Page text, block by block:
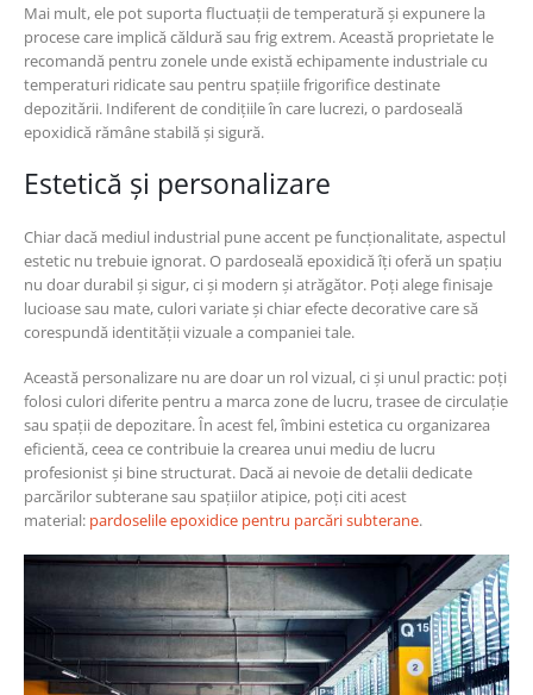
Mai mult, ele pot suporta fluctuații de temperatură și expunere la
procese care implică căldură sau frig extrem. Această proprietate le
recomandă pentru zonele unde există echipamente industriale cu
temperaturi ridicate sau pentru spațiile frigorifice destinate
depozitării. Indiferent de condițiile în care lucrezi, o pardoseală
epoxidică rămâne stabilă și sigură.
Estetică și personalizare
Chiar dacă mediul industrial pune accent pe funcționalitate, aspectul
estetic nu trebuie ignorat. O pardoseală epoxidică îți oferă un spațiu
nu doar durabil și sigur, ci și modern și atrăgător. Poți alege finisaje
lucioase sau mate, culori variate și chiar efecte decorative care să
corespundă identității vizuale a companiei tale.
Această personalizare nu are doar un rol vizual, ci și unul practic: poți
folosi culori diferite pentru a marca zone de lucru, trasee de circulație
sau spații de depozitare. În acest fel, îmbini estetica cu organizarea
eficientă, ceea ce contribuie la crearea unui mediu de lucru
profesionist și bine structurat. Dacă ai nevoie de detalii dedicate
parcărilor subterane sau spațiilor atipice, poți citi acest
material: pardoselile epoxidice pentru parcări subterane.